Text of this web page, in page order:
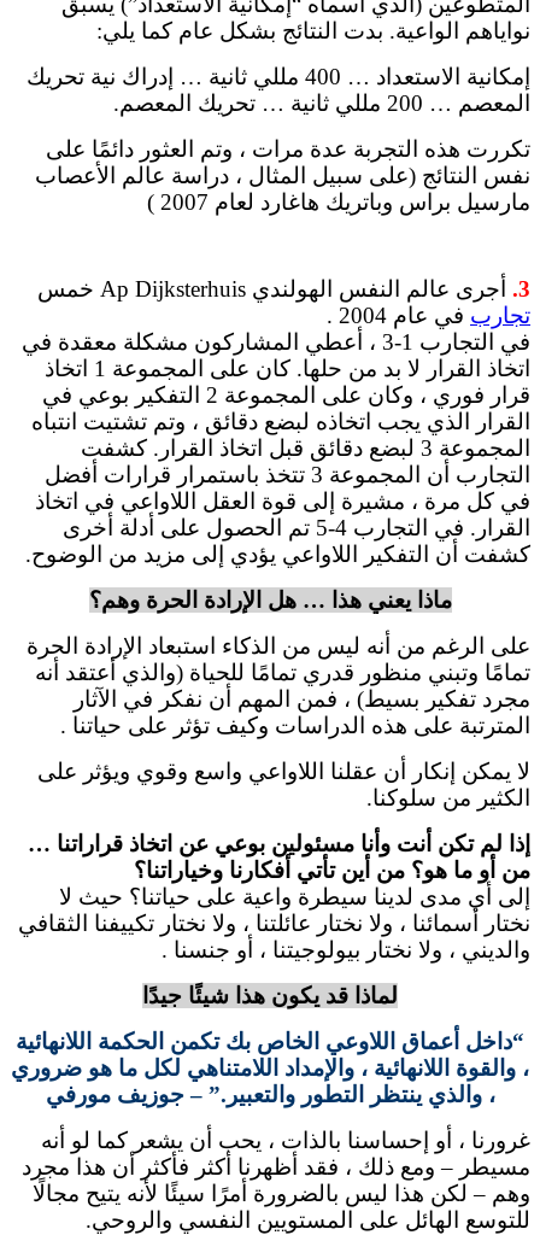
نواياهم الواعية. بدت النتائج بشكل عام كما يلي:
إمكانية الاستعداد … 400 مللي ثانية … إدراك نية تحريك
المعصم … 200 مللي ثانية … تحريك المعصم.
تكررت هذه التجربة عدة مرات ، وتم العثور دائمًا على
نفس النتائج (على سبيل المثال ، دراسة عالم الأعصاب
مارسيل براس وباتريك هاغارد لعام 2007 )
3. أجرى عالم النفس الهولندي Ap Dijksterhuis خمس
تجارب في عام 2004 .
في التجارب 1-3 ، أعطي المشاركون مشكلة معقدة في
اتخاذ القرار لا بد من حلها. كان على المجموعة 1 اتخاذ
قرار فوري ، وكان على المجموعة 2 التفكير بوعي في
القرار الذي يجب اتخاذه لبضع دقائق ، وتم تشتيت انتباه
المجموعة 3 لبضع دقائق قبل اتخاذ القرار. كشفت
التجارب أن المجموعة 3 تتخذ باستمرار قرارات أفضل
في كل مرة ، مشيرة إلى قوة العقل اللاواعي في اتخاذ
القرار. في التجارب 4-5 تم الحصول على أدلة أخرى
كشفت أن التفكير اللاواعي يؤدي إلى مزيد من الوضوح.
ماذا يعني هذا … هل الإرادة الحرة وهم؟
على الرغم من أنه ليس من الذكاء استبعاد الإرادة الحرة
تمامًا وتبني منظور قدري تمامًا للحياة (والذي أعتقد أنه
مجرد تفكير بسيط) ، فمن المهم أن نفكر في الآثار
المترتبة على هذه الدراسات وكيف تؤثر على حياتنا .
لا يمكن إنكار أن عقلنا اللاواعي واسع وقوي ويؤثر على
الكثير من سلوكنا.
إذا لم تكن أنت وأنا مسئولين بوعي عن اتخاذ قراراتنا …
من أو ما هو؟ من أين تأتي أفكارنا وخياراتنا؟
إلى أي مدى لدينا سيطرة واعية على حياتنا؟ حيث لا
نختار أسمائنا ، ولا نختار عائلتنا ، ولا نختار تكييفنا الثقافي
والديني ، ولا نختار بيولوجيتنا ، أو جنسنا .
لماذا قد يكون هذا شيئًا جيدًا
“داخل أعماق اللاوعي الخاص بك تكمن الحكمة اللانهائية
، والقوة اللانهائية ، والإمداد اللامتناهي لكل ما هو ضروري
، والذي ينتظر التطور والتعبير.” – جوزيف مورفي
غرورنا ، أو إحساسنا بالذات ، يحب أن يشعر كما لو أنه
مسيطر – ومع ذلك ، فقد أظهرنا أكثر فأكثر أن هذا مجرد
وهم – لكن هذا ليس بالضرورة أمرًا سيئًا لأنه يتيح مجالًا
للتوسع الهائل على المستويين النفسي والروحي.